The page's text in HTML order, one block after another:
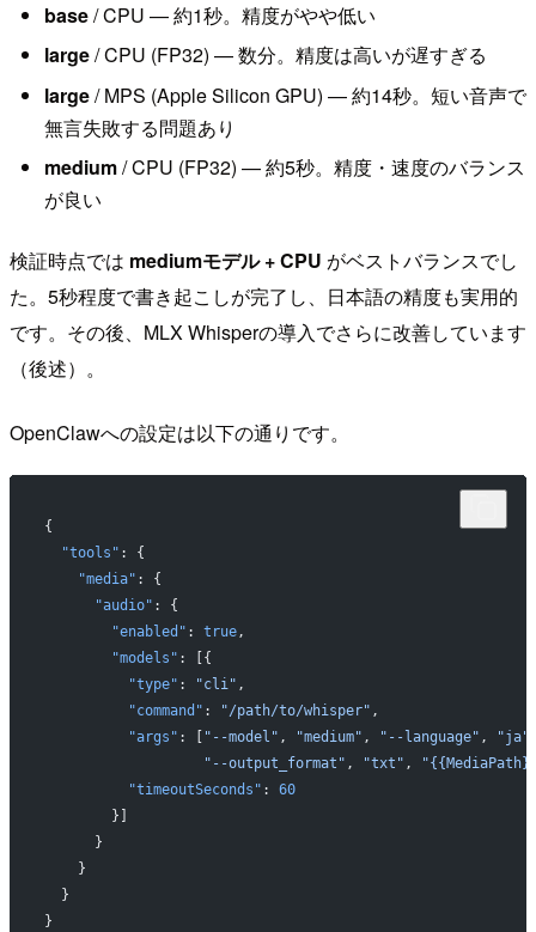
base/ CPU — 約1秒。精度がやや低い
large/ CPU (FP32) — 数分。精度は高いが遅すぎる
large/ MPS (Apple Silicon GPU) — 約14秒。短い音声で
無言失敗する問題あり
medium/ CPU (FP32) — 約5秒。精度・速度のバランス
が良い
検証時点では mediumモデル + CPU がベストバランスでし
た。5秒程度で書き起こしが完了し、日本語の精度も実用的
です。その後、MLX Whisperの導入でさらに改善しています
（後述）。
OpenClawへの設定は以下の通りです。
{
  "tools"
: {
    "media"
: {
      "audio"
: {
        "enabled"
: true,
        "models"
: [{
          "type"
: "cli" ,
          "command"
: "/path/to/whisper" ,
          "args"
: [ "--model" , "medium" , "--language" , "ja"
                   "--output_format"
, "txt" ,
          "timeoutSeconds"
: 60
        }]
      }
    }
  }
}